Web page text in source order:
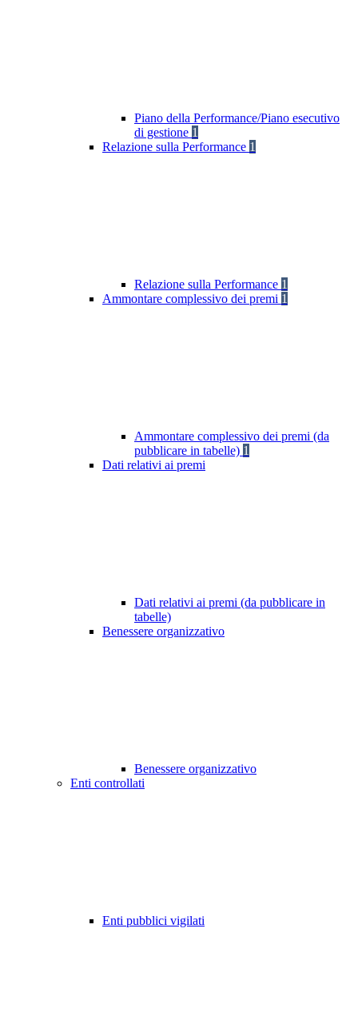
Piano della Performance/Piano esecutivo
di gestione 1
Relazione sulla Performance 1
Relazione sulla Performance 1
Ammontare complessivo dei premi 1
Ammontare complessivo dei premi (da
pubblicare in tabelle) 1
Dati relativi ai premi
Dati relativi ai premi (da pubblicare in
tabelle)
Benessere organizzativo
Benessere organizzativo
Enti controllati
Enti pubblici vigilati